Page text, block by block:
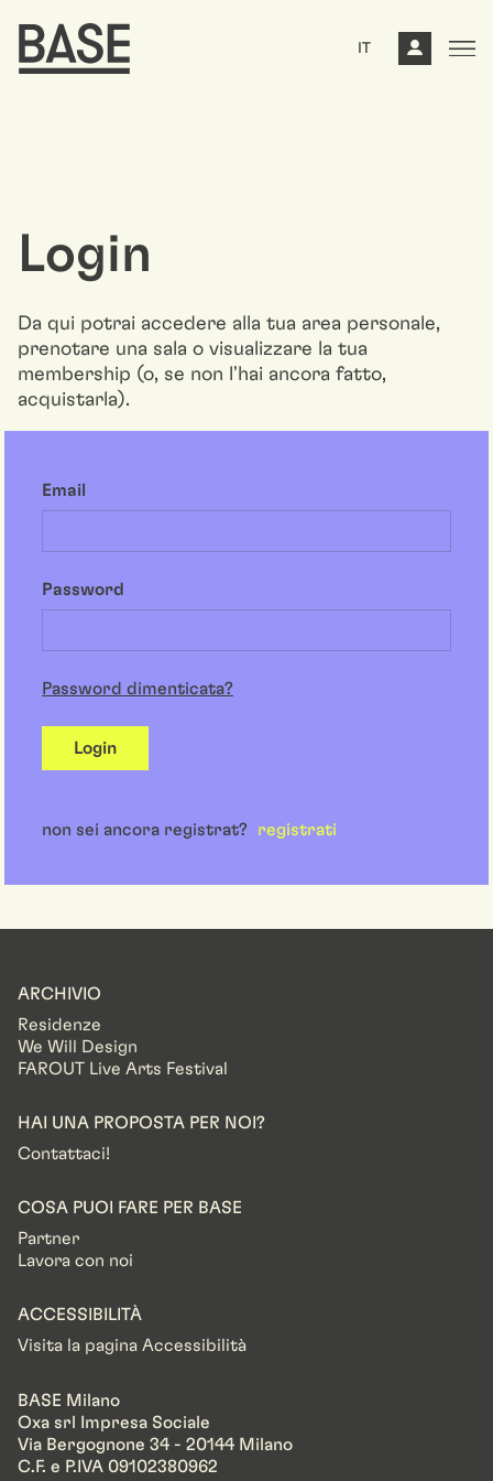
IT
Login
Da qui potrai accedere alla tua area personale,
prenotare una sala o visualizzare la tua
membership (o, se non l'hai ancora fatto,
acquistarla).
Email
Password
Password dimenticata?
Login
non sei ancora registrat? registrati
ARCHIVIO
Residenze
We Will Design
FAROUT Live Arts Festival
HAI UNA PROPOSTA PER NOI?
Contattaci!
COSA PUOI FARE PER BASE
Partner
Lavora con noi
ACCESSIBILITÀ
Visita la pagina Accessibilità
BASE Milano
Oxa srl Impresa Sociale
Via Bergognone 34 - 20144 Milano
C.F. e P.IVA 09102380962